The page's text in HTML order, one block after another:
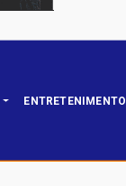
ENTRETENIMENTO